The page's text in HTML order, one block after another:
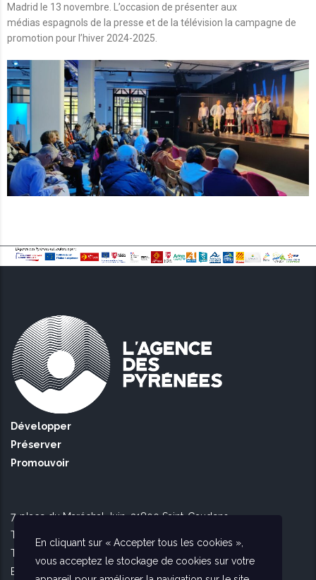
Madrid le 13 novembre. L’occasion de présenter aux
médias espagnols de la presse et de la télévision la campagne de
promotion pour l’hiver 2024-2025.
Développer
Préserver
Promouvoir
7, place du Maréchal Juin, 31800 Saint-Gaudens
Tél Toulouse : 09 51 90 16 56
Tél Saint Gaudens : 09 73 56 26 02
E-mail :
En cliquant sur « Accepter tous les cookies »,
vous acceptez le stockage de cookies sur votre